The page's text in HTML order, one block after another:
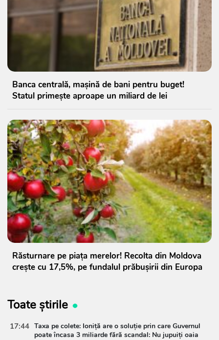
Banca centrală, mașină de bani pentru buget!
Statul primește aproape un miliard de lei
Răsturnare pe piața merelor! Recolta din Moldova
crește cu 17,5%, pe fundalul prăbușirii din Europa
Toate știrile
17:44 Taxa pe colete: Ioniță are o soluție prin care Guvernul
poate încasa 3 miliarde fără scandal: Nu jupuiți oaia